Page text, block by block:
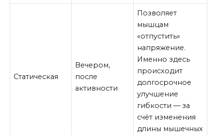
Статическая
Вечером,
после
активности
Позволяет
мышцам
«отпустить»
напряжение.
Именно здесь
происходит
долгосрочное
улучшение
гибкости — за
счёт изменения
длины мышечных